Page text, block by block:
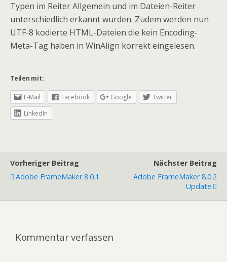
Typen im Reiter Allgemein und im Dateien-Reiter
unterschiedlich erkannt wurden. Zudem werden nun
UTF-8 kodierte HTML-Dateien die kein Encoding-
Meta-Tag haben in WinAlign korrekt eingelesen.
Teilen mit:
E-Mail Facebook Google
Twitter
LinkedIn
Vorheriger Beitrag
Adobe FrameMaker 8.0.1
Nächster Beitrag
Adobe FrameMaker 8.0.2
Update
Kommentar verfassen